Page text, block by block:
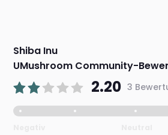
Shiba Inu
UMushroom Community-
2.20 3